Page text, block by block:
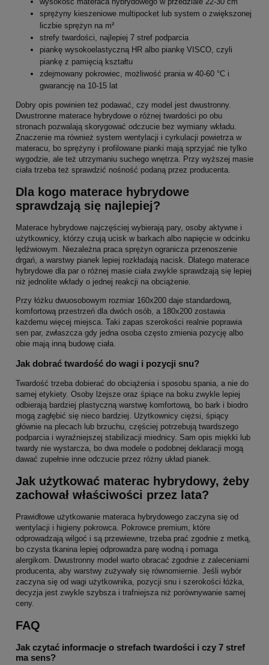
sprężyny kieszeniowe multipocket lub system o zwiększonej
liczbie sprężyn na m²
strefy twardości, najlepiej 7 stref podparcia
piankę wysokoelastyczną HR albo piankę VISCO, czyli
piankę z pamięcią kształtu
zdejmowany pokrowiec, możliwość prania w 40-60 °C i
gwarancję na 10-15 lat
Dobry opis powinien też podawać, czy model jest dwustronny.
Dwustronne materace hybrydowe o różnej twardości po obu
stronach pozwalają skorygować odczucie bez wymiany wkładu.
Znaczenie ma również system wentylacji i cyrkulacji powietrza w
materacu, bo sprężyny i profilowane pianki mają sprzyjać nie tylko
wygodzie, ale też utrzymaniu suchego wnętrza. Przy wyższej masie
ciała trzeba też sprawdzić nośność podaną przez producenta.
Dla kogo materace hybrydowe
sprawdzają się najlepiej?
Materace hybrydowe najczęściej wybierają pary, osoby aktywne i
użytkownicy, którzy czują ucisk w barkach albo napięcie w odcinku
lędźwiowym. Niezależna praca sprężyn ogranicza przenoszenie
drgań, a warstwy pianek lepiej rozkładają nacisk. Dlatego materace
hybrydowe dla par o różnej masie ciała zwykle sprawdzają się lepiej
niż jednolite wkłady o jednej reakcji na obciążenie.
Przy łóżku dwuosobowym rozmiar 160x200 daje standardową,
komfortową przestrzeń dla dwóch osób, a 180x200 zostawia
każdemu więcej miejsca. Taki zapas szerokości realnie poprawia
sen par, zwłaszcza gdy jedna osoba często zmienia pozycję albo
obie mają inną budowę ciała.
Jak dobrać twardość do wagi i pozycji snu?
Twardość trzeba dobierać do obciążenia i sposobu spania, a nie do
samej etykiety. Osoby lżejsze oraz śpiące na boku zwykle lepiej
odbierają bardziej plastyczną warstwę komfortową, bo bark i biodro
mogą zagłębić się nieco bardziej. Użytkownicy ciężsi, śpiący
głównie na plecach lub brzuchu, częściej potrzebują twardszego
podparcia i wyraźniejszej stabilizacji miednicy. Sam opis miękki lub
twardy nie wystarcza, bo dwa modele o podobnej deklaracji mogą
dawać zupełnie inne odczucie przez różny układ pianek.
Jak użytkować materac hybrydowy, żeby
zachował właściwości przez lata?
Prawidłowe użytkowanie materaca hybrydowego zaczyna się od
wentylacji i higieny pokrowca. Pokrowce premium, które
odprowadzają wilgoć i są przewiewne, trzeba prać zgodnie z metką,
bo czysta tkanina lepiej odprowadza parę wodną i pomaga
alergikom. Dwustronny model warto obracać zgodnie z zaleceniami
producenta, aby warstwy zużywały się równomiernie. Jeśli wybór
zaczyna się od wagi użytkownika, pozycji snu i szerokości łóżka,
decyzja jest zwykle szybsza i trafniejsza niż porównywanie samej
ceny.
FAQ
Jak czytać informacje o strefach twardości i czy 7 stref
ma sens?